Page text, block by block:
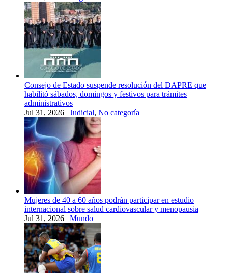
Consejo de Estado suspende resolución del DAPRE que
habilitó sábados, domingos y festivos para trámites
administrativos
Jul 31, 2026 | Judicial, No categoría
Mujeres de 40 a 60 años podrán participar en estudio
internacional sobre salud cardiovascular y menopausia
Jul 31, 2026 | Mundo